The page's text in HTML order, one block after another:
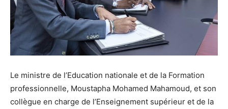
Le ministre de l’Education nationale et de la Formation
professionnelle, Moustapha Mohamed Mahamoud, et son
collègue en charge de l’Enseignement supérieur et de la